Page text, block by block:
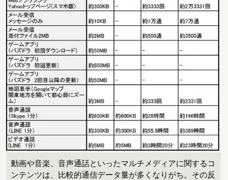
動画や音楽、音声通話といったマルチメディアに関するコ
ンテンツは、比較的通信データ量が多くなりがち。その反